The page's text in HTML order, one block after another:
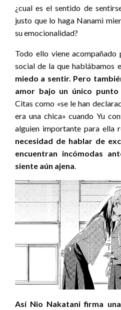
¿cual es el sentido de
justo que lo haga Nanami
su emocionalidad?
Todo ello viene
social de la que hablábamos
miedo a sentir. Pero
amor bajo un único
Citas como «se le han
era una chica» cuando Yu
alguien importante para ella
necesidad de hablar de
encuentran incómodas
siente aún ajena.
Así Nio Nakatani firma